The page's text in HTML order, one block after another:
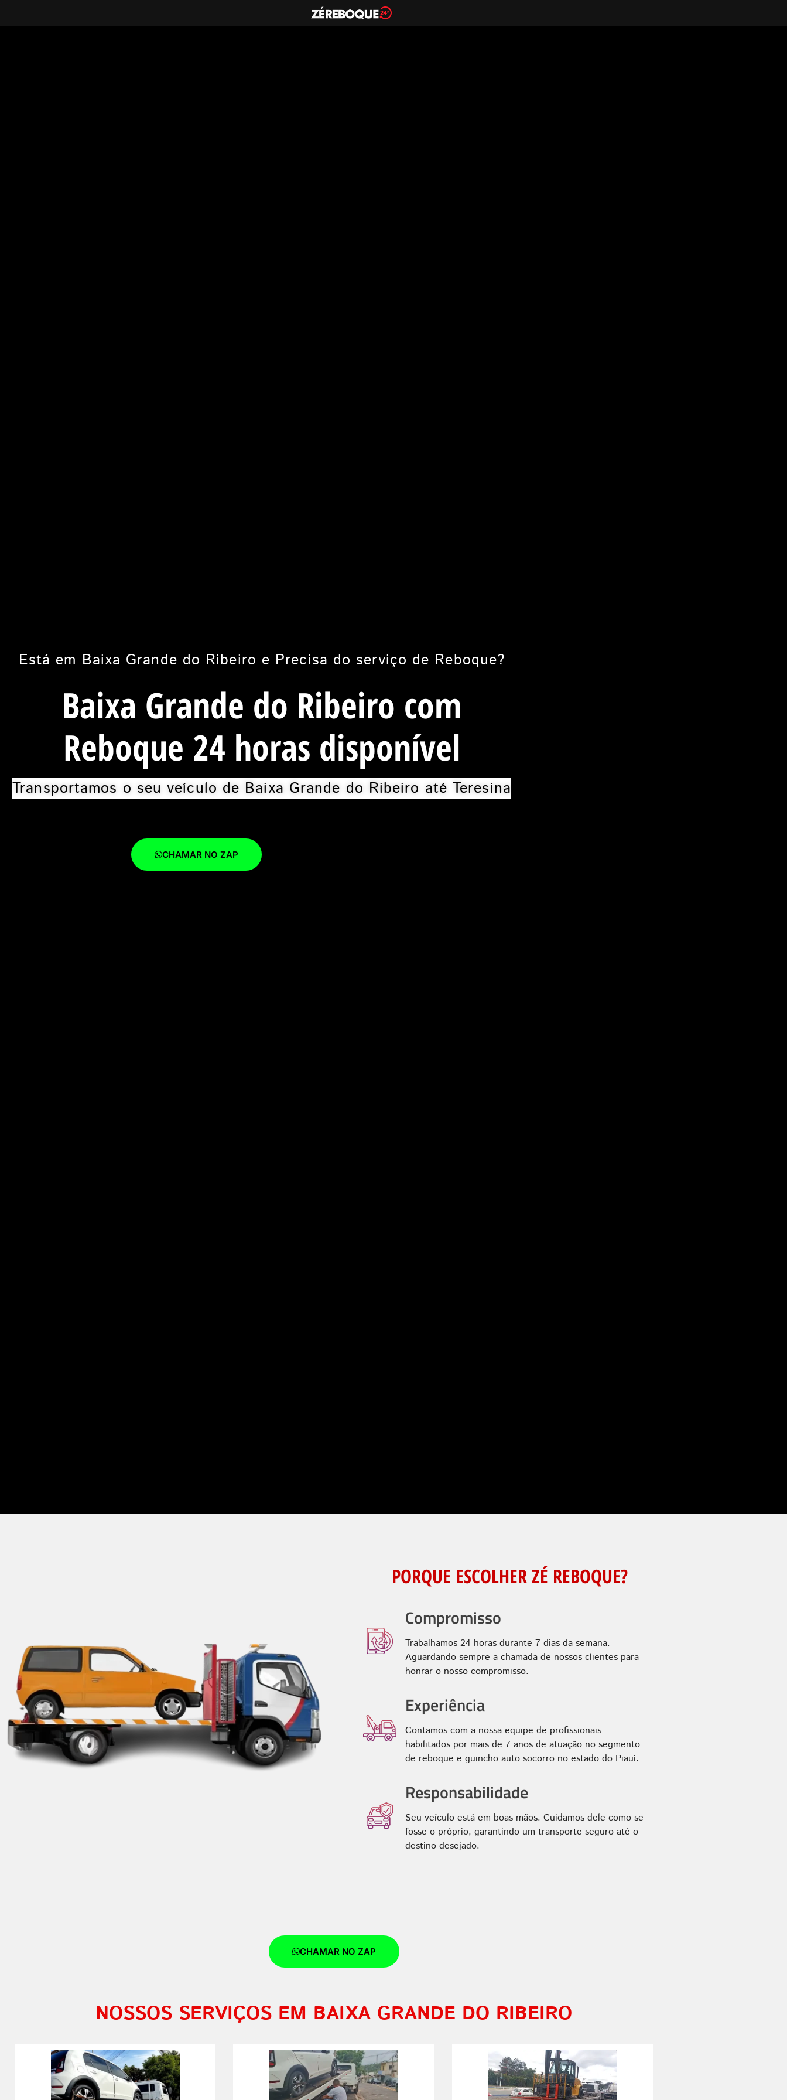
Está em Baixa Grande do Ribeiro e Precisa do serviço de Reboque?
Baixa Grande do Ribeiro com
Reboque 24 horas disponível
Transportamos o seu veículo de Baixa Grande do Ribeiro até Teresina
CHAMAR NO ZAP
PORQUE ESCOLHER ZÉ REBOQUE?
Compromisso
Trabalhamos 24 horas durante 7 dias da semana.
Aguardando sempre a chamada de nossos clientes para
honrar o nosso compromisso.
Experiência
Contamos com a nossa equipe de profissionais
habilitados por mais de 7 anos de atuação no segmento
de reboque e guincho auto socorro no estado do Piauí.
Responsabilidade
Seu veículo está em boas mãos. Cuidamos dele como se
fosse o próprio, garantindo um transporte seguro até o
destino desejado.
CHAMAR NO ZAP
NOSSOS SERVIÇOS EM BAIXA GRANDE DO RIBEIRO